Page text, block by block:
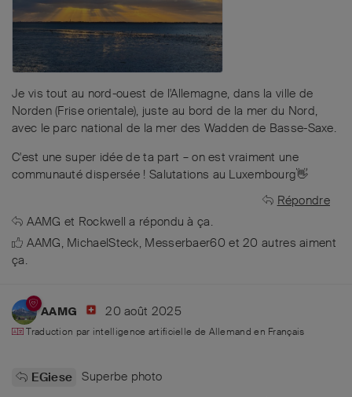
Je vis tout au nord-ouest de l'Allemagne, dans la ville de
Norden (Frise orientale), juste au bord de la mer du Nord,
avec le parc national de la mer des Wadden de Basse-Saxe.
C'est une super idée de ta part – on est vraiment une
communauté dispersée ! Salutations au Luxembourg👋
Répondre
AAMG et Rockwell a répondu à ça.
AAMG, MichaelSteck, Messerbaer60 et20 autres aiment
ça.
AAMG 20 août 2025
Traduction par intelligence artificielle de Allemand en Français
EGiese Superbe photo